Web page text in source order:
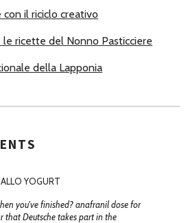
il riciclo creativo
ricette del Nonno Pasticciere
della Lapponia
YOGURT
you've finished? anafranil dose for
that Deutsche takes part in the